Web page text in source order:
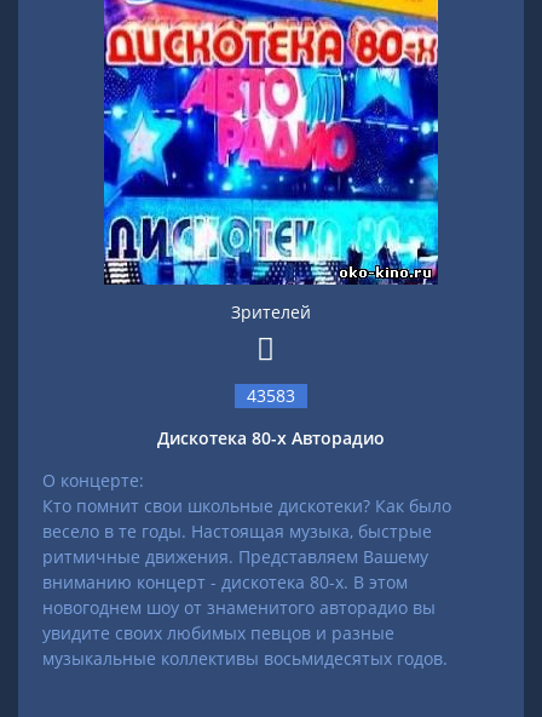
Зрителей
43583
Дискотека 80-х Авторадио
О концерте:
Кто помнит свои школьные дискотеки? Как было
весело в те годы. Настоящая музыка, быстрые
ритмичные движения. Представляем Вашему
вниманию концерт - дискотека 80-х. В этом
новогоднем шоу от знаменитого авторадио вы
увидите своих любимых певцов и разные
музыкальные коллективы восьмидесятых годов.